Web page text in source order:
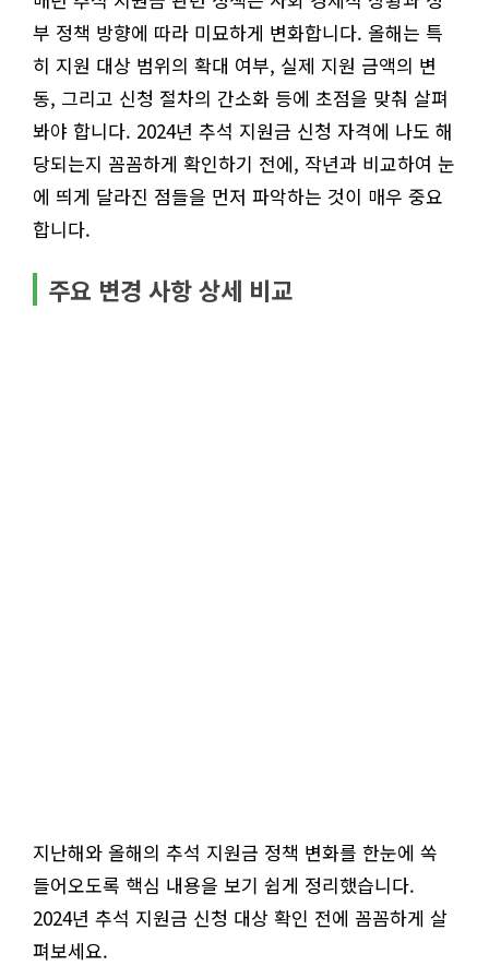
부 정책 방향에 따라 미묘하게 변화합니다. 올해는 특
히 지원 대상 범위의 확대 여부, 실제 지원 금액의 변
동, 그리고 신청 절차의 간소화 등에 초점을 맞춰 살펴
봐야 합니다. 2024년 추석 지원금 신청 자격에 나도 해
당되는지 꼼꼼하게 확인하기 전에, 작년과 비교하여 눈
에 띄게 달라진 점들을 먼저 파악하는 것이 매우 중요
합니다.
주요 변경 사항 상세 비교
지난해와 올해의 추석 지원금 정책 변화를 한눈에 쏙
들어오도록 핵심 내용을 보기 쉽게 정리했습니다.
2024년 추석 지원금 신청 대상 확인 전에 꼼꼼하게 살
펴보세요.